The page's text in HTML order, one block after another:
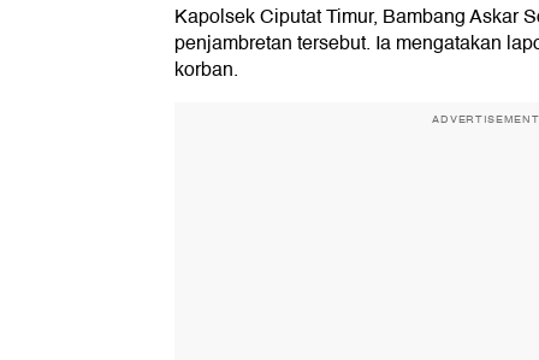
Kapolsek Ciputat Timur, Bambang Askar
penjambretan tersebut. Ia mengatakan
korban.
ADVERTISEMENT